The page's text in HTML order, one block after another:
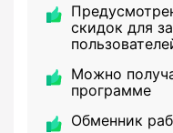
скидок для
Можно
программе
Обменник